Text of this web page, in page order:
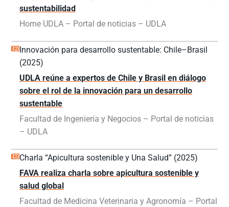
sustentabilidad
Home UDLA – Portal de noticias – UDLA
Innovación para desarrollo sustentable: Chile–Brasil
(2025)
UDLA reúne a expertos de Chile y Brasil en diálogo
sobre el rol de la innovación para un desarrollo
sustentable
Facultad de Ingeniería y Negocios – Portal de noticias
– UDLA
Charla “Apicultura sostenible y Una Salud” (2025)
FAVA realiza charla sobre apicultura sostenible y
salud global
Facultad de Medicina Veterinaria y Agronomía – Portal